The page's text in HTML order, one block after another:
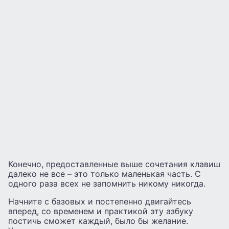
Конечно, предоставленные выше сочетания клавиш
далеко не все – это только маленькая часть. С
одного раза всех не запомнить никому никогда.
Начните с базовых и постепенно двигайтесь
вперед, со временем и практикой эту азбуку
постичь сможет каждый, было бы желание.